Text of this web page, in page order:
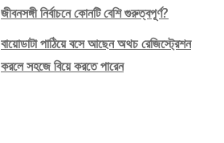
জীবনসঙ্গী নির্বাচনে কোনটি বেশি গুরুত্বপূর্ণ?
বায়োডাটা পাঠিয়ে বসে আছেন অথচ রেজিস্ট্রেশন
করলে সহজে বিয়ে করতে পারেন